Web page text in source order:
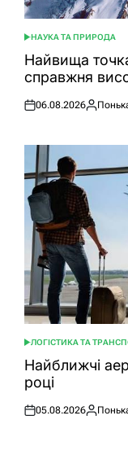
ОПУБЛІКУВАТИ
У
НАУКА ТА ПРИРОДА
Найвища
справжня
Оприлюднено
06.08.2026
ОПУБЛІКУВАТИ
У
ЛОГІСТИКА ТА
Найближчі
році
Оприлюднено
05.08.2026